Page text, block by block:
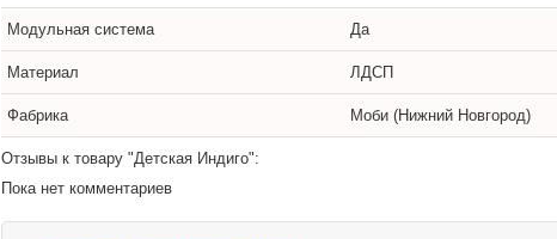
Модульная система Да
Материал ЛДСП
Фабрика Моби (Нижний Новгород)
Отзывы к товару "Детская Индиго":
Пока нет комментариев